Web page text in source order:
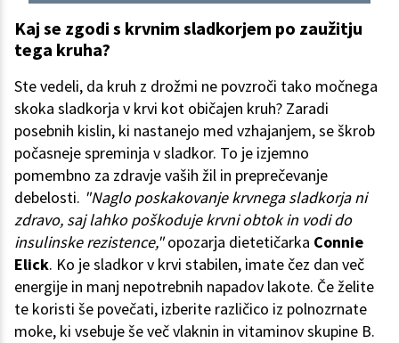
Kaj se zgodi s krvnim sladkorjem po zaužitju
tega kruha?
Ste vedeli, da kruh z drožmi ne povzroči tako močnega
skoka sladkorja v krvi kot običajen kruh? Zaradi
posebnih kislin, ki nastanejo med vzhajanjem, se škrob
počasneje spreminja v sladkor. To je izjemno
pomembno za zdravje vaših žil in preprečevanje
debelosti. "Naglo poskakovanje krvnega sladkorja ni
zdravo, saj lahko poškoduje krvni obtok in vodi do
insulinske rezistence,"opozarja dietetičarka Connie
Elick. Ko je sladkor v krvi stabilen, imate čez dan več
energije in manj nepotrebnih napadov lakote. Če želite
te koristi še povečati, izberite različico iz polnozrnate
moke, ki vsebuje še več vlaknin in vitaminov skupine B.